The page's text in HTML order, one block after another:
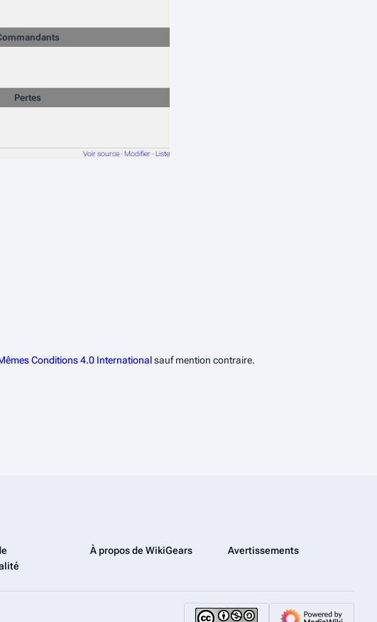
Pertes
Voir source-Modifier-Liste
Conditions 4.0 Internationalsauf mention contraire.
À propos de WikiGears Avertissements